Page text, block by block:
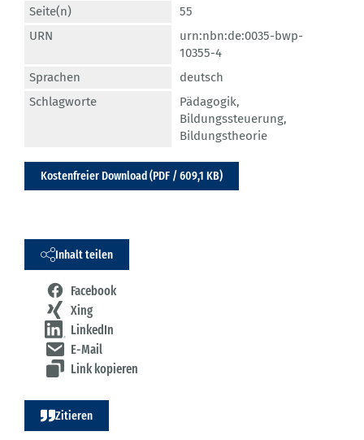
Seite(n)
55
URN
urn:nbn:de:0035-bwp-
10355-4
Sprachen
deutsch
Schlagworte
Pädagogik,
Bildungssteuerung,
Bildungstheorie
Kostenfreier Download (PDF / 609,1 KB)
Inhalt teilen
Facebook
Xing
LinkedIn
E-Mail
Link kopieren
Zitieren